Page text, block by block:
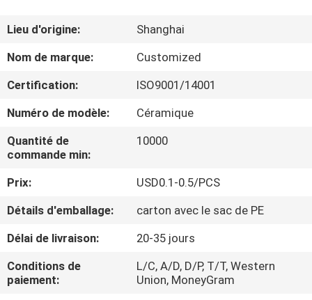
DE
NOUS
VISITE
D'USINE
CONTRÔLE
DE
QUALITÉ
CONTACTEZ-
NOUS
Lieu d'origine:
Shanghai
Nom de marque:
Customized
Certification:
ISO9001/14001
Numéro de modèle:
Céramique
Quantité de
commande min:
10000
Prix:
USD0.1-0.5/PCS
Détails d'emballage:
carton avec le sac de PE
Délai de livraison:
20-35 jours
Conditions de
paiement:
L/C, A/D, D/P, T/T, Western
Union, MoneyGram